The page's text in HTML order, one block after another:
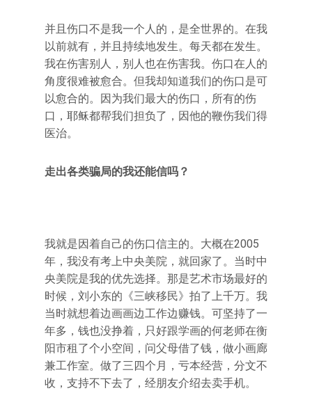
并且伤口不是我一个人的，是全世界的。在我
以前就有，并且持续地发生。每天都在发生。
我在伤害别人，别人也在伤害我。伤口在人的
角度很难被愈合。但我却知道我们的伤口是可
以愈合的。因为我们最大的伤口，所有的伤
口，耶稣都帮我们担负了，因他的鞭伤我们得
医治。
走出各类骗局的我还能信吗？
我就是因着自己的伤口信主的。大概在2005
年，我没有考上中央美院，就回家了。当时中
央美院是我的优先选择。那是艺术市场最好的
时候，刘小东的《三峡移民》拍了上千万。我
当时就想着边画画边工作边赚钱。可坚持了一
年多，钱也没挣着，只好跟学画的何老师在衡
阳市租了个小空间，问父母借了钱，做小画廊
兼工作室。做了三四个月，亏本经营，分文不
收，支持不下去了，经朋友介绍去卖手机。